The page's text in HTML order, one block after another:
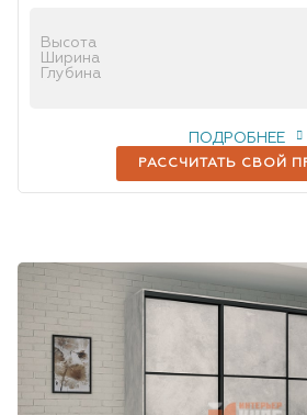
Высота
Ширина
Глубина
РАССЧИТАТЬ СВОЙ
ПОДРОБНЕЕ